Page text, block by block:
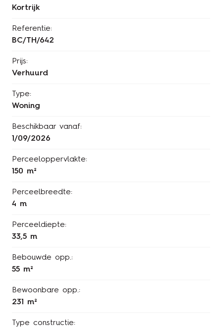
Kortrijk
Referentie:
BC/TH/642
Prijs:
Verhuurd
Type:
Woning
Beschikbaar vanaf:
1/09/2026
Perceeloppervlakte:
150 m²
Perceelbreedte:
4 m
Perceeldiepte:
33,5 m
Bebouwde opp.:
55 m²
Bewoonbare opp.:
231 m²
Type constructie: